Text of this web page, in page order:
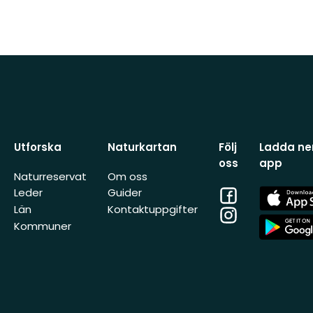
Utforska
Naturreservat
Leder
Län
Kommuner
Naturkartan
Om oss
Guider
Kontaktuppgifter
Följ
oss
Facebook
Instagram
Ladda
app
App
Store
App
Store